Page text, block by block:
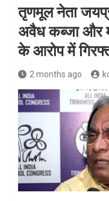
तृणमूल नेता
अवैध कब्जा और
के आरोप में
2 months ago